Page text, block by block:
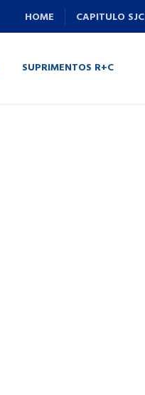
HOME CAPITULO SJC
SUPRIMENTOS R+C